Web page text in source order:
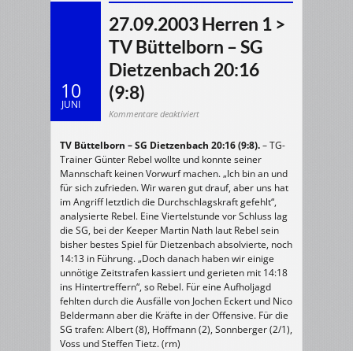
10
JUNI
27.09.2003 Herren 1 >
TV Büttelborn – SG
Dietzenbach 20:16
(9:8)
Kommentare deaktiviertfür
>
TV
Büttelborn
SG
Dietzenbach
20:16
(9:8)
TV Büttelborn – SG Dietzenbach 20:16 (9:8).– TG-
Trainer Günter Rebel wollte und konnte seiner
Mannschaft keinen Vorwurf machen. „Ich bin an und
für sich zufrieden. Wir waren gut drauf, aber uns hat
im Angriff letztlich die Durchschlagskraft gefehlt“,
analysierte Rebel. Eine Viertelstunde vor Schluss lag
die SG, bei der Keeper Martin Nath laut Rebel sein
bisher bestes Spiel für Dietzenbach absolvierte, noch
14:13 in Führung. „Doch danach haben wir einige
unnötige Zeitstrafen kassiert und gerieten mit 14:18
ins Hintertreffern“, so Rebel. Für eine Aufholjagd
fehlten durch die Ausfälle von Jochen Eckert und Nico
Beldermann aber die Kräfte in der Offensive. Für die
SG trafen: Albert (8), Hoffmann (2), Sonnberger (2/1),
Voss und Steffen Tietz. (rm)